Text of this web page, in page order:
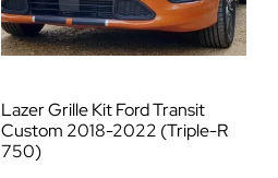
Lazer Grille Kit Ford Transit
Custom 2018-2022 (Triple-R
750)